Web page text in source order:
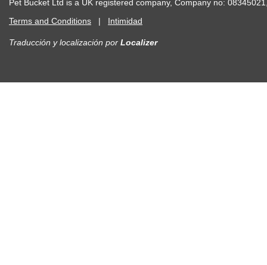
Pet Bucket Ltd is a UK registered company, Company no:
Terms and Conditions | Intimidad
Traducción y localización por Localizer